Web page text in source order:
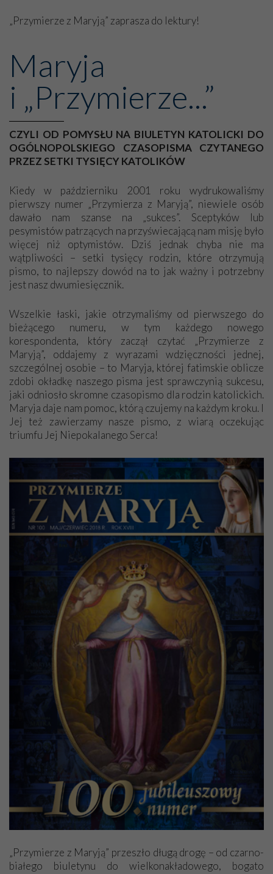
Z Panem Bogiem!
„Przymierze z Maryją” zaprasza do lektury!
Maryja
i „Przymierze...”
CZYLI OD POMYSŁU NA BIULETYN KATOLICKI DO
OGÓLNOPOLSKIEGO CZASOPISMA CZYTANEGO
PRZEZ SETKI TYSIĘCY KATOLIKÓW
Kiedy w październiku 2001 roku wydrukowaliśmy
pierwszy numer „Przymierza z Maryją”, niewiele osób
dawało nam szanse na „sukces”. Sceptyków lub
pesymistów patrzących na przyświecającą nam misję było
więcej niż optymistów. Dziś jednak chyba nie ma
wątpliwości – setki tysięcy rodzin, które otrzymują
pismo, to najlepszy dowód na to jak ważny i potrzebny
jest nasz dwumiesięcznik.
Wszelkie łaski, jakie otrzymaliśmy od pierwszego do
bieżącego numeru, w tym każdego nowego
korespondenta, który zaczął czytać „Przymierze z
Maryją”, oddajemy z wyrazami wdzięczności jednej,
szczególnej osobie – to Maryja, której fatimskie oblicze
zdobi okładkę naszego pisma jest sprawczynią sukcesu,
jaki odniosło skromne czasopismo dla rodzin katolickich.
Maryja daje nam pomoc, którą czujemy na każdym kroku. I
Jej też zawierzamy nasze pismo, z wiarą oczekując
triumfu Jej Niepokalanego Serca!
„Przymierze z Maryją” przeszło długą drogę – od czarno-
białego biuletynu do wielkonakładowego, bogato